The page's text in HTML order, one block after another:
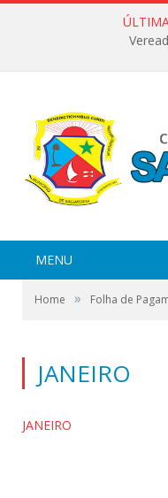
MENU
Home » Folha de
JANEIRO
JANEIRO